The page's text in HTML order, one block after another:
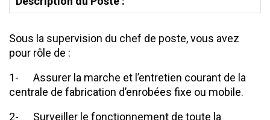
Sous la supervision du chef de poste, vous avez
pour rôle de :
1- Assurer la marche et l’entretien courant de la
centrale de fabrication d’enrobées fixe ou mobile.
2- Surveiller le fonctionnement de toute la